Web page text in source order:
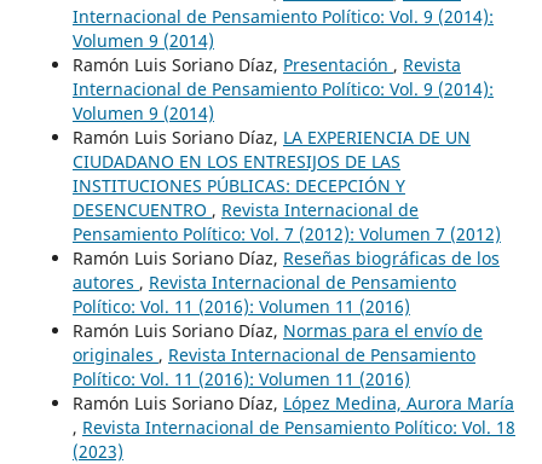
Internacional de Pensamiento Político: Vol. 9 (2014):
Volumen 9 (2014)
Ramón Luis Soriano Díaz, Presentación , Revista
Internacional de Pensamiento Político: Vol. 9 (2014):
Volumen 9 (2014)
Ramón Luis Soriano Díaz, LA EXPERIENCIA DE UN
CIUDADANO EN LOS ENTRESIJOS DE LAS
INSTITUCIONES PÚBLICAS: DECEPCIÓN Y
DESENCUENTRO , Revista Internacional de
Pensamiento Político: Vol. 7 (2012): Volumen 7 (2012)
Ramón Luis Soriano Díaz, Reseñas biográficas de los
autores , Revista Internacional de Pensamiento
Político: Vol. 11 (2016): Volumen 11 (2016)
Ramón Luis Soriano Díaz, Normas para el envío de
originales , Revista Internacional de Pensamiento
Político: Vol. 11 (2016): Volumen 11 (2016)
Ramón Luis Soriano Díaz, López Medina, Aurora María
, Revista Internacional de Pensamiento Político: Vol. 18
(2023)